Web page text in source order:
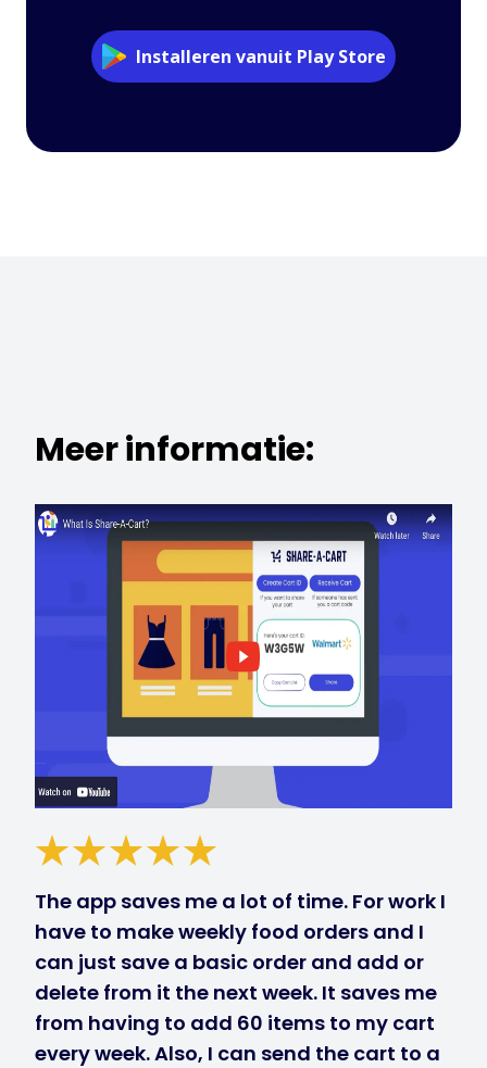
Installeren vanuit Play Store
Meer informatie:
The app saves me a lot of time. For work I
have to make weekly food orders and I
can just save a basic order and add or
delete from it the next week. It saves me
from having to add 60 items to my cart
every week. Also, I can send the cart to a